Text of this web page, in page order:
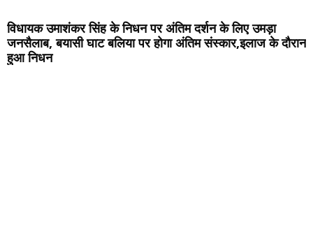
विधायक उमाशंकर सिंह के निधन पर अंतिम दर्शन के लिए उमड़ा
जनसैलाब, बयासी घाट बलिया पर होगा अंतिम संस्कार,इलाज के दौरान
हुआ निधन